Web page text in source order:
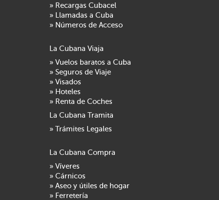
» Recargas Cubacel
» Llamadas a Cuba
» Números de Acceso
La Cubana Viaja
» Vuelos baratos a Cuba
» Seguros de Viaje
» Visados
» Hoteles
» Renta de Coches
La Cubana Tramita
» Trámites Legales
La Cubana Compra
» Víveres
» Cárnicos
» Aseo y útiles de hogar
» Ferretería